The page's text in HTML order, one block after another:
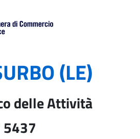
(LE)
delle Attività